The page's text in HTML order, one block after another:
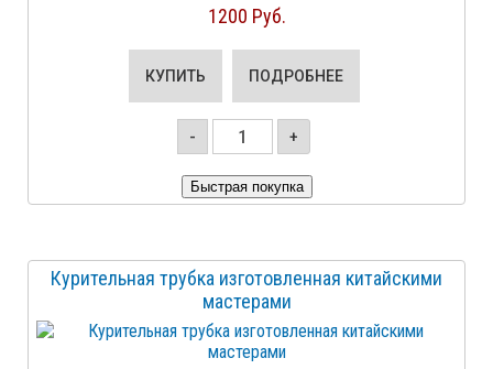
1200 Руб.
КУПИТЬ ПОДРОБНЕЕ
- +
Курительная трубка изготовленная китайскими
мастерами